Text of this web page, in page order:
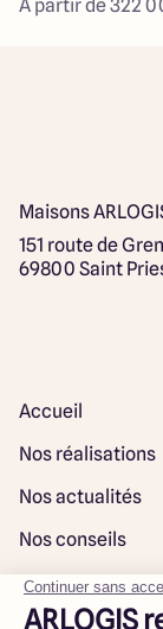
À partir de 322
Maisons
151 route de
69800 Saint
Accueil
Nos réalisations
Nos actualités
Nos conseils
Rejoindre notre